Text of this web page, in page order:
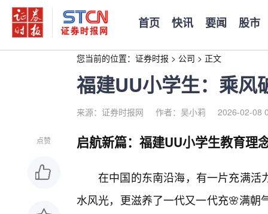
首页 快讯 要闻 股市
您当前的位置： 证券时报 > 公司 > 正文
福建UU小学生：乘风
来源：证券时报网 作者：吴小莉 2026-02-08
点赞 启航新篇：福建UU小学生教育理
在中国的东南沿海，有一片充满
水风光，更滋养了一代又一代充🌸满朝